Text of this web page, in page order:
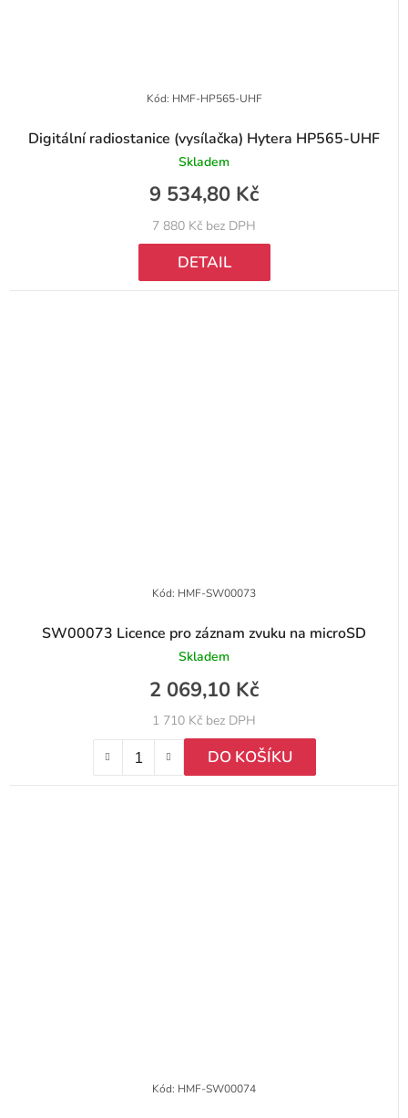
Digitální radiostanice (vysílačka) Hytera HP565-UHF
Skladem
7 880 Kč bez DPH
9 534,80 Kč
DETAIL
Kód: HMF-HP565-UHF
SW00073 Licence pro záznam zvuku na microSD
Skladem
1 710 Kč bez DPH
2 069,10 Kč
DO KOŠÍKU
Kód: HMF-SW00073
Kód: HMF-SW00074